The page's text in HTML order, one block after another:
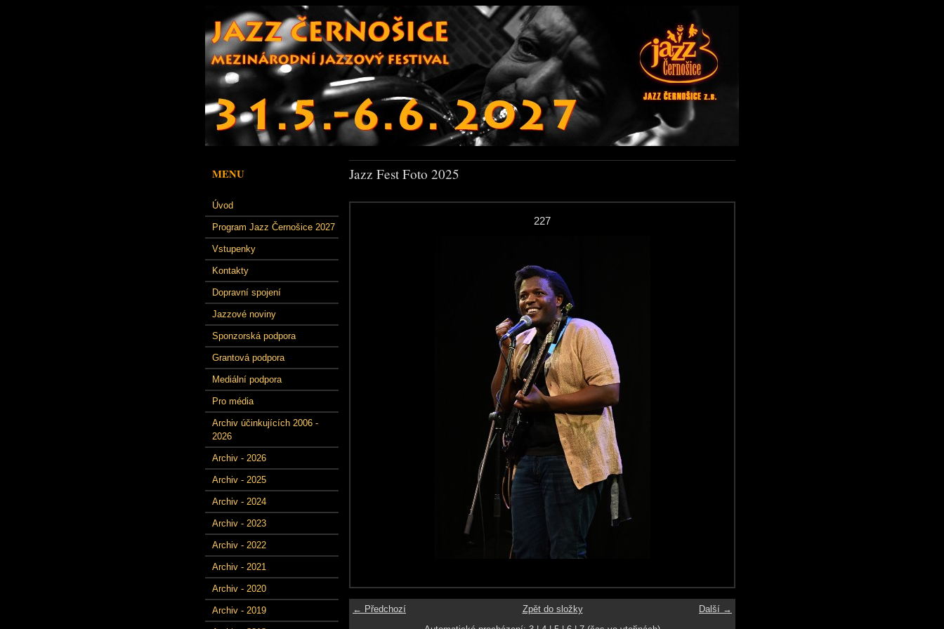
MENU
Úvod
Program Jazz Černošice 2027
Vstupenky
Kontakty
Dopravní spojení
Jazzové noviny
Sponzorská podpora
Grantová podpora
Mediální podpora
Pro média
Archiv účinkujících 2006 -
2026
Archiv - 2026
Archiv - 2025
Archiv - 2024
Archiv - 2023
Archiv - 2022
Archiv - 2021
Archiv - 2020
Archiv - 2019
Jazz Fest Foto 2025
227
← Předchozí Další →
Zpět do složky